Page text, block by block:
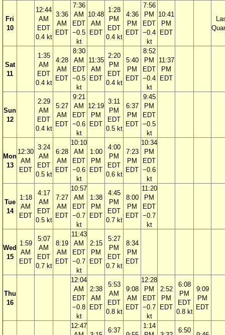
Fri
10
12:44
AM
EDT
0.4 kt
3:36
AM
EDT
7:36
AM
EDT
−0.5
kt
10:48
AM
EDT
1:28
PM
EDT
0.4 kt
4:36
PM
EDT
7:56
PM
EDT
−0.4
kt
10:41
PM
EDT
Sat
11
1:35
AM
EDT
0.4 kt
4:28
AM
EDT
8:30
AM
EDT
−0.5
kt
11:35
AM
EDT
2:20
PM
EDT
0.4 kt
5:40
PM
EDT
8:52
PM
EDT
−0.4
kt
11:37
PM
EDT
Sun
12
2:29
AM
EDT
0.4 kt
5:27
AM
EDT
9:21
AM
EDT
−0.6
kt
12:19
PM
EDT
3:11
PM
EDT
0.5 kt
6:37
PM
EDT
9:45
PM
EDT
−0.5
kt
Mon
13
12:30
AM
EDT
3:24
AM
EDT
0.5 kt
6:28
AM
EDT
10:10
AM
EDT
−0.6
kt
1:00
PM
EDT
4:00
PM
EDT
0.6 kt
7:23
PM
EDT
10:34
PM
EDT
−0.6
kt
Tue
14
1:18
AM
EDT
4:17
AM
EDT
0.5 kt
7:27
AM
EDT
10:57
AM
EDT
−0.7
kt
1:38
PM
EDT
4:45
PM
EDT
0.7 kt
8:00
PM
EDT
11:20
PM
EDT
−0.7
kt
Wed
15
1:59
AM
EDT
5:07
AM
EDT
0.7 kt
8:19
AM
EDT
11:43
AM
EDT
−0.7
kt
2:15
PM
EDT
5:27
PM
EDT
0.7 kt
8:34
PM
EDT
Thu
16
12:04
AM
EDT
−0.8
kt
2:38
AM
EDT
5:53
AM
EDT
0.8 kt
9:08
AM
EDT
12:28
PM
EDT
−0.7
kt
2:52
PM
EDT
6:08
PM
EDT
0.8 kt
9:09
PM
EDT
12:47
6:37
1:14
6:50